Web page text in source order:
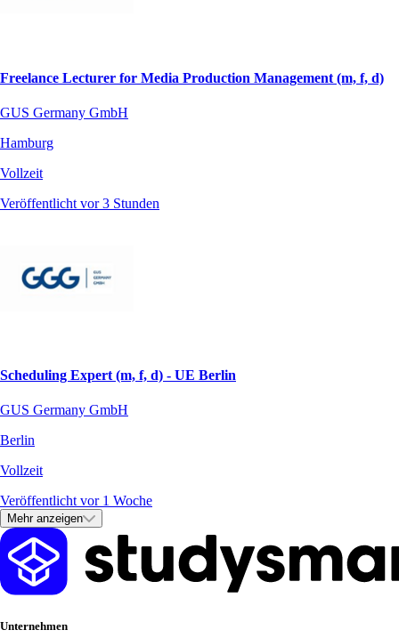
Freelance Lecturer for Media Production Management (m, f, d)
GUS Germany GmbH
Hamburg
Vollzeit
Veröffentlicht vor 3 Stunden
Scheduling Expert (m, f, d) - UE Berlin
GUS Germany GmbH
Berlin
Vollzeit
Veröffentlicht vor 1 Woche
Mehr anzeigen
Unternehmen